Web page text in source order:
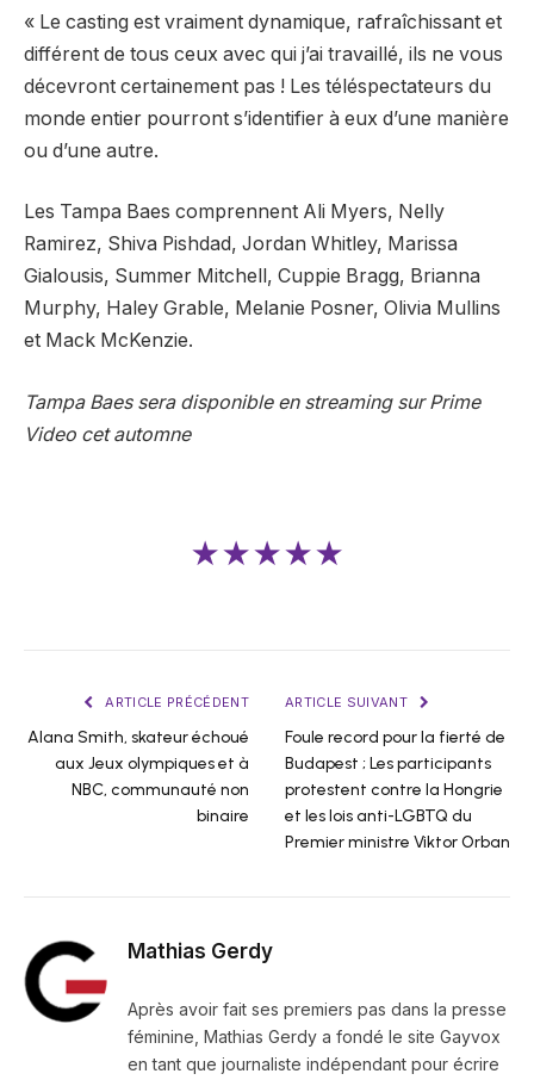
« Le casting est vraiment dynamique, rafraîchissant et
différent de tous ceux avec qui j’ai travaillé, ils ne vous
décevront certainement pas ! Les téléspectateurs du
monde entier pourront s’identifier à eux d’une manière
ou d’une autre.
Les Tampa Baes comprennent Ali Myers, Nelly
Ramirez, Shiva Pishdad, Jordan Whitley, Marissa
Gialousis, Summer Mitchell, Cuppie Bragg, Brianna
Murphy, Haley Grable, Melanie Posner, Olivia Mullins
et Mack McKenzie.
Tampa Baes sera disponible en streaming sur Prime
Video cet automne
★★★★★
ARTICLE PRÉCÉDENT
Alana Smith, skateur échoué
aux Jeux olympiques et à
NBC, communauté non
binaire
ARTICLE SUIVANT
Foule record pour la fierté de
Budapest ; Les participants
protestent contre la Hongrie
et les lois anti-LGBTQ du
Premier ministre Viktor Orban
Mathias Gerdy
Après avoir fait ses premiers pas dans la presse
féminine, Mathias Gerdy a fondé le site Gayvox
en tant que journaliste indépendant pour écrire